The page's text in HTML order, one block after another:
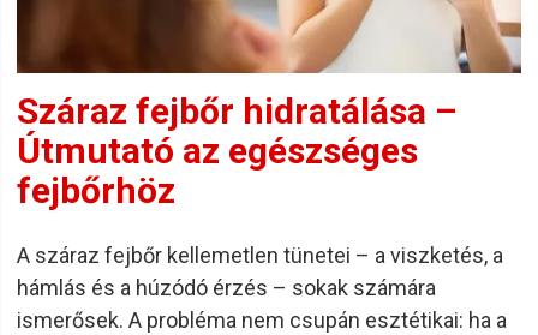
Száraz fejbőr hidratálása –
Útmutató az egészséges
fejbőrhöz
A száraz fejbőr kellemetlen tünetei – a viszketés, a
hámlás és a húzódó érzés – sokak számára
ismerősek. A probléma nem csupán esztétikai: ha a